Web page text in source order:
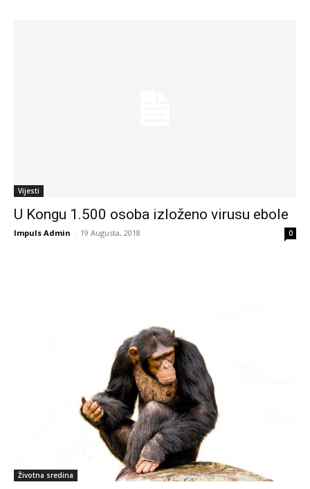
Vijesti
U Kongu 1.500 osoba izloženo virusu ebole
Impuls Admin - 19 Augusta, 2018 0
Životna sredina